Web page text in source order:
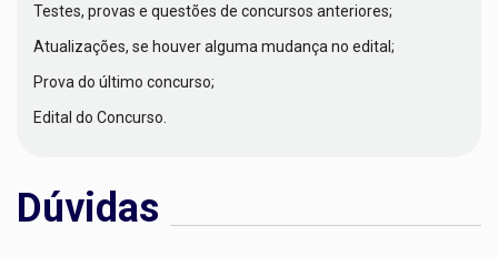
Testes, provas e questões de concursos anteriores;
Atualizações, se houver alguma mudança no edital;
Prova do último concurso;
Edital do Concurso.
Dúvidas